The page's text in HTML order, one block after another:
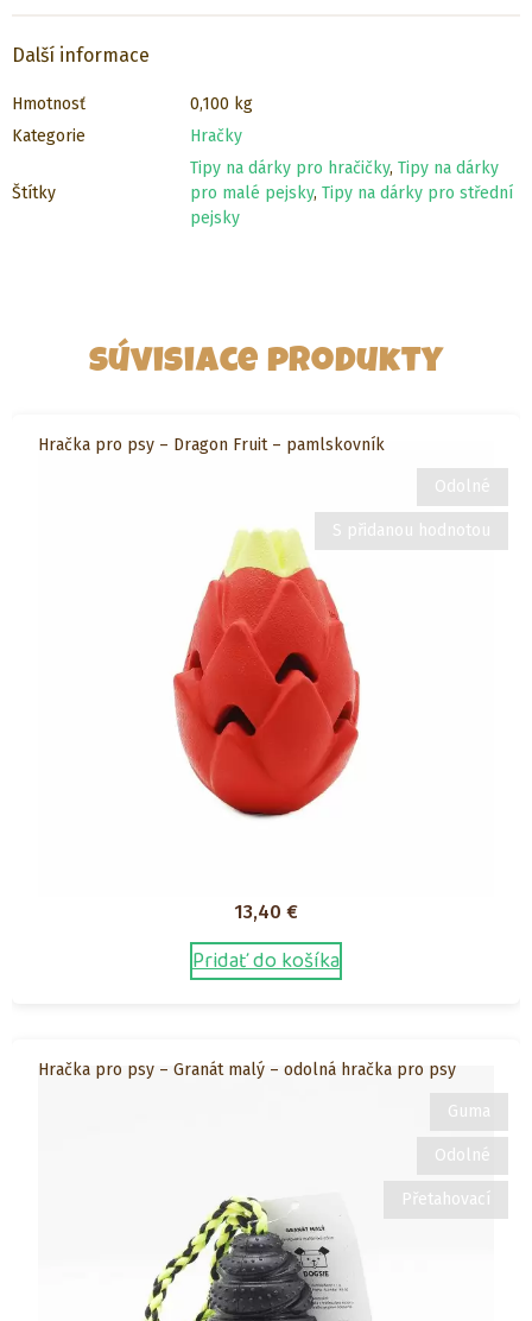
Další informace
Hmotnosť
0,100 kg
Kategorie
Hračky
Štítky
Tipy na dárky pro hračičky, Tipy na dárky
pro malé pejsky, Tipy na dárky pro střední
pejsky
Súvisiace produkty
Odolné
S přidanou hodnotou
Hračka pro psy – Dragon Fruit – pamlskovník
13,40 €
Pridať do košíka
Guma
Odolné
Přetahovací
Hračka pro psy – Granát malý – odolná hračka pro psy